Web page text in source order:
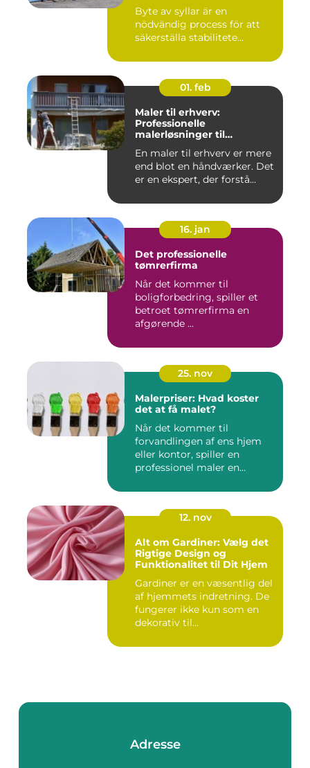
Byte av syllar är en
nödvändig process för att
säkerställa stabilitete...
01. feb
Maler til erhverv:
Professionelle
malerløsninger til
En maler til erhverv er mere
end blot en håndværker. Det
er en ekspert, der forstå...
16. jan
Det professionelle
tømrerfirma
Når det kommer til
boligforbedring, spiller et
betroet tømrerfirma en
afgørende ...
25. nov
Malerpriser: Hvad koster
det at få malet?
Når det kommer til
forvandlingen af ens hjem
eller kontor, spiller en
professionel maler en
12. nov
Alt om Gardiner: Vælg det
Rigtige Design og
Funktionalitet til Dit Hjem
Gardiner er en væsentlig del
af hjemmets indretning. De
fungerer ikke kun som en
dekorativ til...
Adresse